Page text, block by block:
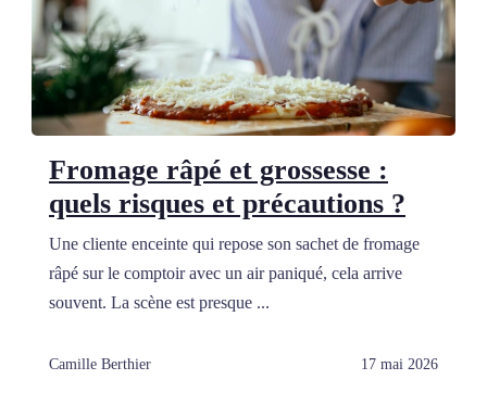
Fromage râpé et grossesse :
quels risques et précautions ?
Une cliente enceinte qui repose son sachet de fromage
râpé sur le comptoir avec un air paniqué, cela arrive
souvent. La scène est presque ...
Camille Berthier 17 mai 2026